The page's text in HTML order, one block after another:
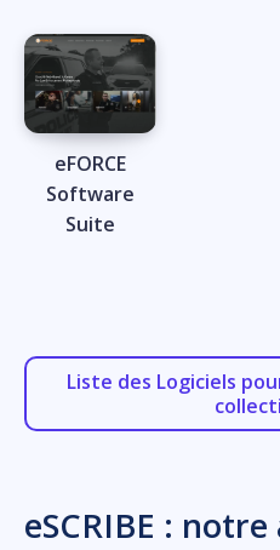
eFORCE
Software
Suite
Liste des Logiciels
eSCRIBE :